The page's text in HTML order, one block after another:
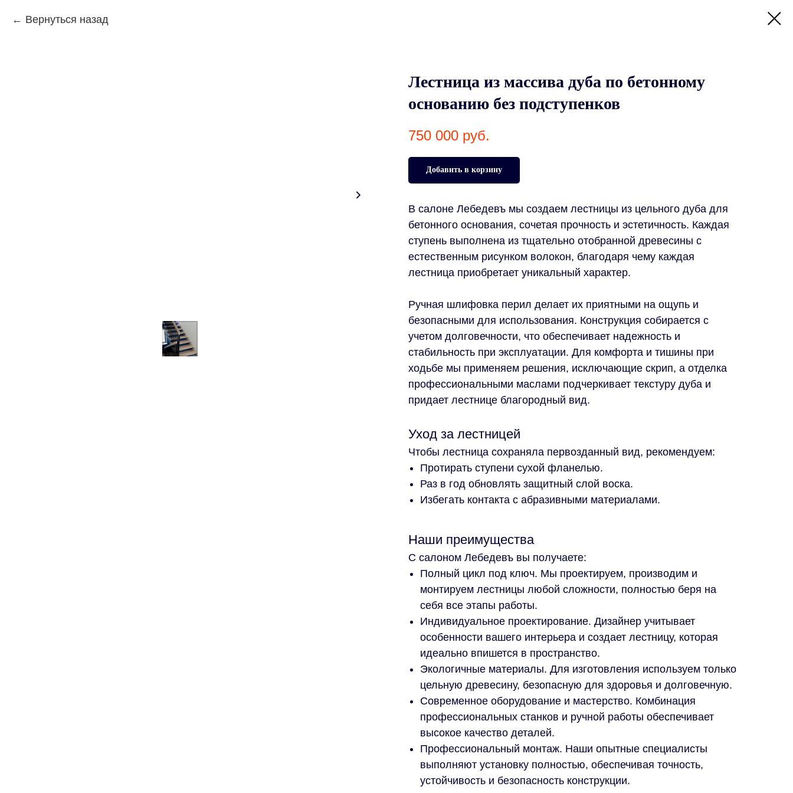
Вернуться назад
Лестница из массива дуба по бетонному
основанию без подступенков
750 000 руб.
Добавить в корзину
В салоне Лебедевъ мы создаем лестницы из цельного дуба для
бетонного основания, сочетая прочность и эстетичность. Каждая
ступень выполнена из тщательно отобранной древесины с
естественным рисунком волокон, благодаря чему каждая
лестница приобретает уникальный характер.
Ручная шлифовка перил делает их приятными на ощупь и
безопасными для использования. Конструкция собирается с
учетом долговечности, что обеспечивает надежность и
стабильность при эксплуатации. Для комфорта и тишины при
ходьбе мы применяем решения, исключающие скрип, а отделка
профессиональными маслами подчеркивает текстуру дуба и
придает лестнице благородный вид.
Уход за лестницей
Чтобы лестница сохраняла первозданный вид, рекомендуем:
Протирать ступени сухой фланелью.
Раз в год обновлять защитный слой воска.
Избегать контакта с абразивными материалами.
Наши преимущества
С салоном Лебедевъ вы получаете:
Полный цикл под ключ. Мы проектируем, производим и
монтируем лестницы любой сложности, полностью беря на
себя все этапы работы.
Индивидуальное проектирование. Дизайнер учитывает
особенности вашего интерьера и создает лестницу, которая
идеально впишется в пространство.
Экологичные материалы. Для изготовления используем только
цельную древесину, безопасную для здоровья и долговечную.
Современное оборудование и мастерство. Комбинация
профессиональных станков и ручной работы обеспечивает
высокое качество деталей.
Профессиональный монтаж. Наши опытные специалисты
выполняют установку полностью, обеспечивая точность,
устойчивость и безопасность конструкции.